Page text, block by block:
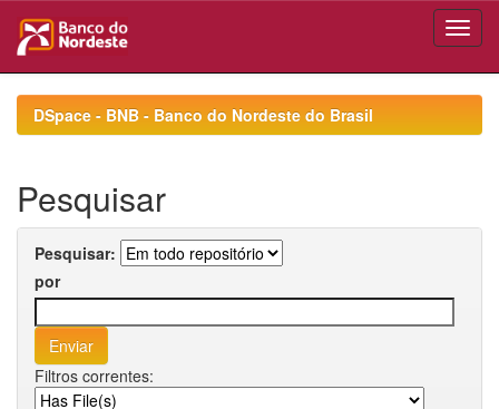
navigationDSpace - BNB - Banco do Nordeste do Brasil
Pesquisar
Pesquisar:
por
Filtros correntes: